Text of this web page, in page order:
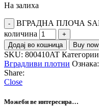
На залиха
ВГРАДНА ПЛОЧА
количина
Додај во кошница Buy now
SKU: 800410AT Категории
Вградливи плотни Ознака:
Share:
Close
Можеби ве интересира…